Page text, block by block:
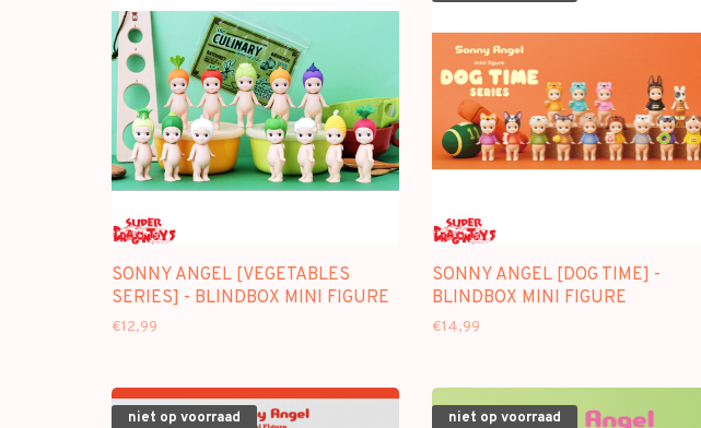
SONNY ANGEL [VEGETABLES
SERIES] - BLINDBOX MINI FIGURE
€12,99
SONNY ANGEL [DOG TIME] -
BLINDBOX MINI FIGURE
€14,99
niet op voorraad niet op voorraad